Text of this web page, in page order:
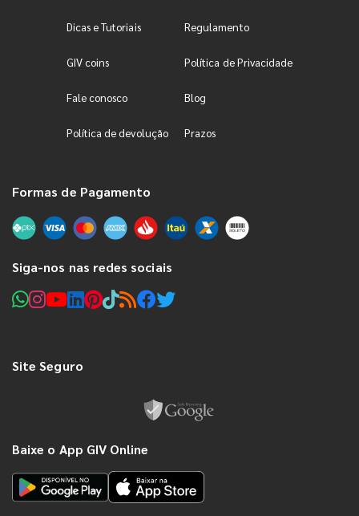
Dicas e Tutoriais Regulamento
GIV coins Política de Privacidade
Fale conosco Blog
Política de devolução Prazos
Formas de Pagamento
Siga-nos nas redes sociais
Site Seguro
Baixe o App GIV Online